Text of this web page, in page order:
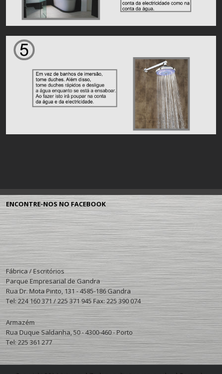
ENCONTRE-NOS NO FACEBOOK
Fábrica / Escritórios
Parque Empresarial de Gandra
Rua Dr. Mota Pinto, 131 - 4585-186 Gandra
Tel: 224 160 371 / 225 371 945 Fax: 225 390 074
Armazém
Rua Duque Saldanha, 50 - 4300-460 - Porto
Tel: 225 361 277